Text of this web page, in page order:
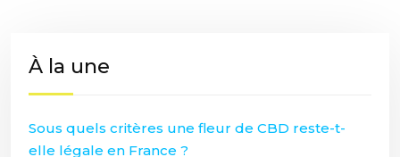
À la une
Sous quels critères une fleur de CBD reste-t-
elle légale en France ?